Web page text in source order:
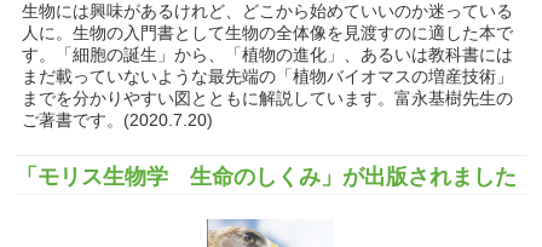
生物には興味があるけれど、どこから始めていいのか迷っている
人に。生物の入門書として生物の全体像を見渡すのに適した本で
す。「細胞の誕生」から、「植物の進化」、あるいは教科書には
まだ載っていないような最先端の「植物バイオマスの増産技術」
までを分かりやすい図とともに解説しています。富永基樹先生の
ご著書です。(2020.7.20)
「モリス生物学 生命のしくみ」が出版されました